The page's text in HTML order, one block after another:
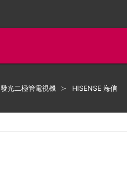
發光二極管電視機 HISENSE 海信